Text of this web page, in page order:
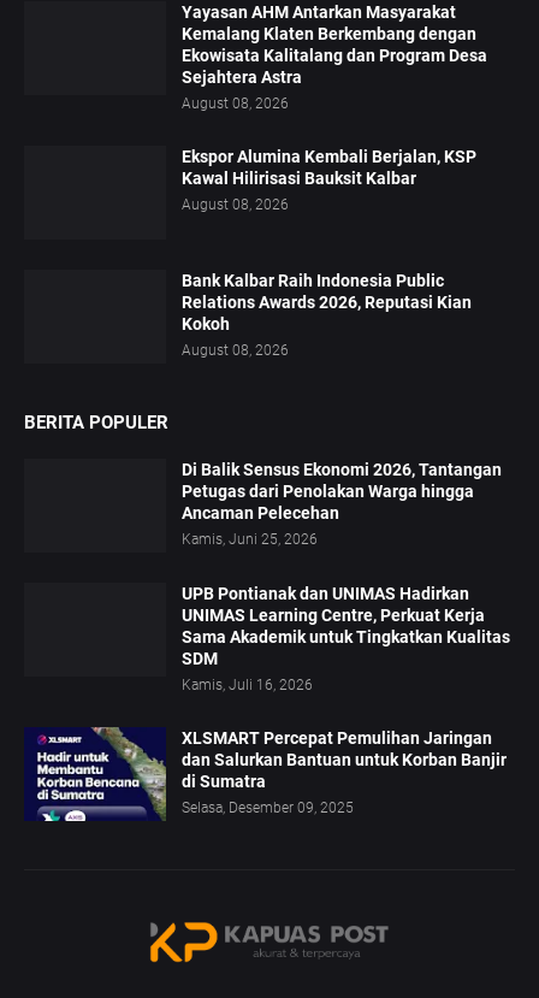
Yayasan AHM Antarkan Masyarakat
Kemalang Klaten Berkembang dengan
Ekowisata Kalitalang dan Program Desa
Sejahtera Astra
August 08, 2026
Ekspor Alumina Kembali Berjalan, KSP
Kawal Hilirisasi Bauksit Kalbar
August 08, 2026
Bank Kalbar Raih Indonesia Public
Relations Awards 2026, Reputasi Kian
Kokoh
August 08, 2026
BERITA POPULER
Di Balik Sensus Ekonomi 2026, Tantangan
Petugas dari Penolakan Warga hingga
Ancaman Pelecehan
Kamis, Juni 25, 2026
UPB Pontianak dan UNIMAS Hadirkan
UNIMAS Learning Centre, Perkuat Kerja
Sama Akademik untuk Tingkatkan Kualitas
SDM
Kamis, Juli 16, 2026
XLSMART Percepat Pemulihan Jaringan
dan Salurkan Bantuan untuk Korban Banjir
di Sumatra
Selasa, Desember 09, 2025